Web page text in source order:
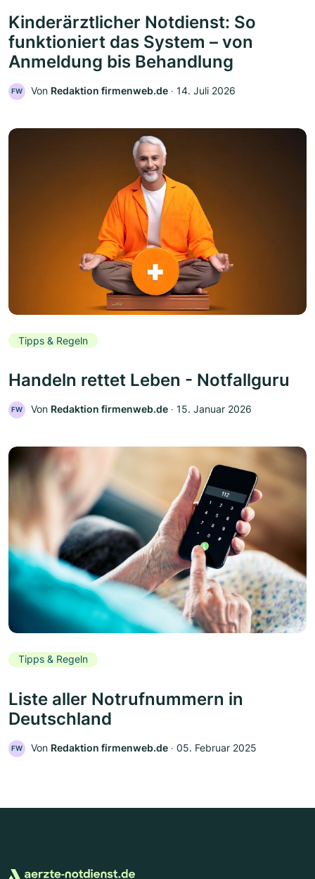
Kinderärztlicher Notdienst: So
funktioniert das System – von
Anmeldung bis Behandlung
FW Von Redaktion firmenweb.de ‧ 14. Juli 2026
Tipps & Regeln
Handeln rettet Leben - Notfallguru
FW Von Redaktion firmenweb.de ‧ 15. Januar 2026
Tipps & Regeln
Liste aller Notrufnummern in
Deutschland
FW Von Redaktion firmenweb.de ‧ 05. Februar 2025